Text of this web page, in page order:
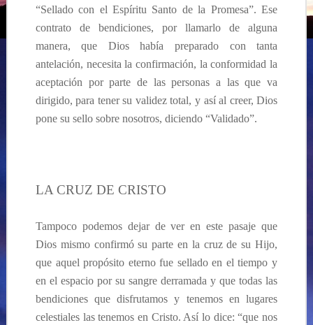
“Sellado con el Espíritu Santo de la Promesa”. Ese
contrato de bendiciones, por llamarlo de alguna
manera, que Dios había preparado con tanta
antelación, necesita la confirmación, la conformidad la
aceptación por parte de las personas a las que va
dirigido, para tener su validez total, y así al creer, Dios
pone su sello sobre nosotros, diciendo “Validado”.
LA CRUZ DE CRISTO
Tampoco podemos dejar de ver en este pasaje que
Dios mismo confirmó su parte en la cruz de su Hijo,
que aquel propósito eterno fue sellado en el tiempo y
en el espacio por su sangre derramada y que todas las
bendiciones que disfrutamos y tenemos en lugares
celestiales las tenemos en Cristo. Así lo dice: “que nos